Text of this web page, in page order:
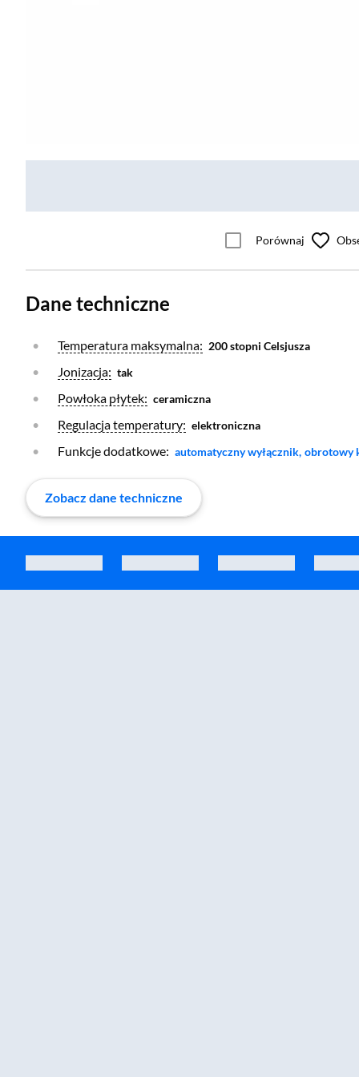
Porównaj
Dane techniczne
Otwórz warstwę
Temperatura maksymalna: 200 stopni Celsjusza
Otwórz warstwę
Jonizacja: tak
Otwórz warstwę
Powłoka płytek: ceramiczna
Otwórz warstwę
Regulacja temperatury: elektroniczna
Funkcje dodatkowe: Otwórz warstwę
automatyczny wyłącznik, Otwórz
obrotowy
Zobacz dane techniczne